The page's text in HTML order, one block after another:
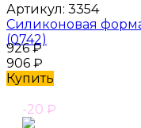
Артикул: 3354
Силиконовая
(0742)
926₽
906 ₽
Купить
-20 ₽